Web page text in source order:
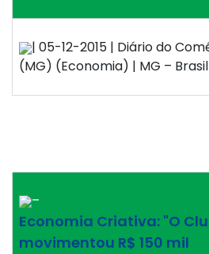
| 05-12-2015 | Diário do
(MG) (Economia) | MG – Brasil
–
Economia Criativa: "O
movimentou R$ 150 mil